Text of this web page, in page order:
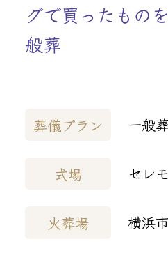
グで買ったもの
般葬
葬儀プラン 一般
式場 セレ
火葬場 横浜